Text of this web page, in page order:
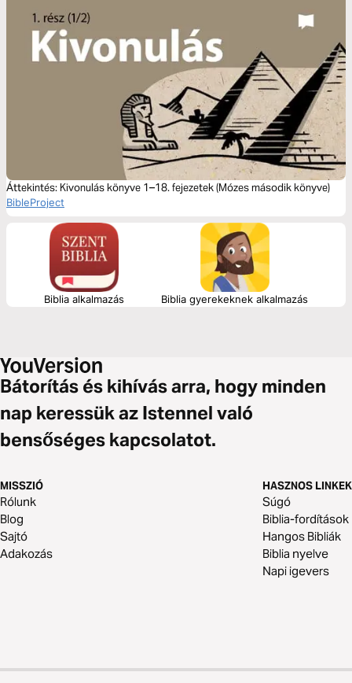
Áttekintés: Kivonulás könyve 1–18. fejezetek (Mózes második könyve)
BibleProject
Biblia alkalmazás Biblia gyerekeknek alkalmazás
Bátorítás és kihívás arra, hogy minden
nap keressük az Istennel való
bensőséges kapcsolatot.
MISSZIÓ
Rólunk
Blog
Sajtó
Adakozás
HASZNOS LINKEK
Súgó
Biblia-fordítások
Hangos Bibliák
Biblia nyelve
Napi igevers